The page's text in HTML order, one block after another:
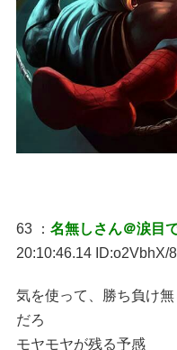
63 ： 名無しさん＠涙目で
20:10:46.14 ID:o2VbhX/
気を使って、勝ち負け
だろ
モヤモヤが残る予感